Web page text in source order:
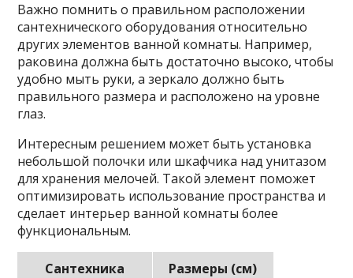
Важно помнить о правильном расположении
сантехнического оборудования относительно
других элементов ванной комнаты. Например,
раковина должна быть достаточно высоко, чтобы
удобно мыть руки, а зеркало должно быть
правильного размера и расположено на уровне
глаз.
Интересным решением может быть установка
небольшой полочки или шкафчика над унитазом
для хранения мелочей. Такой элемент поможет
оптимизировать использование пространства и
сделает интерьер ванной комнаты более
функциональным.
Сантехника
Размеры (см)